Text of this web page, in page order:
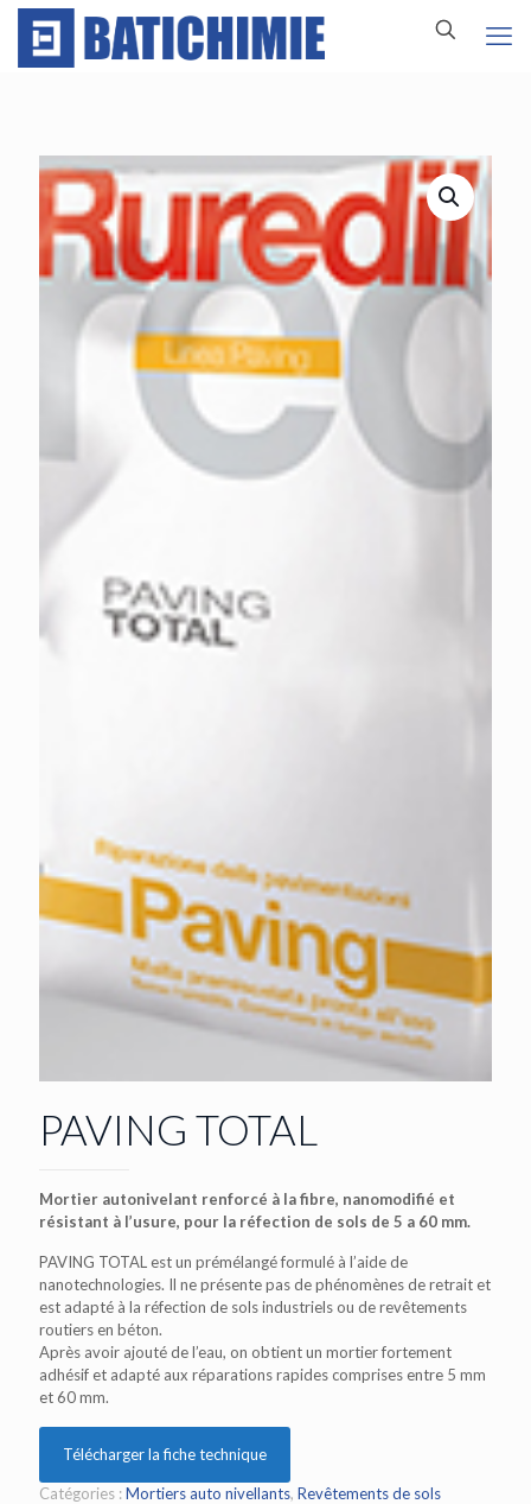
PAVING TOTAL
Mortier autonivelant renforcé à la fibre, nanomodifié et
résistant à l’usure, pour la réfection de sols de 5 a 60 mm.
PAVING TOTAL est un prémélangé formulé à l’aide de
nanotechnologies. Il ne présente pas de phénomènes de retrait et
est adapté à la réfection de sols industriels ou de revêtements
routiers en béton.
Après avoir ajouté de l’eau, on obtient un mortier fortement
adhésif et adapté aux réparations rapides comprises entre 5 mm
et 60 mm.
Télécharger la fiche technique
Catégories :Mortiers auto nivellants, Revêtements de sols